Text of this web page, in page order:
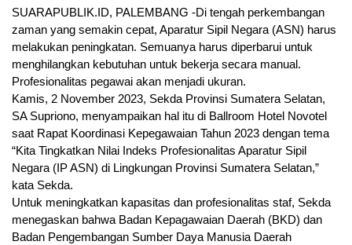
SUARAPUBLIK.ID, PALEMBANG -Di tengah perkembangan
zaman yang semakin cepat, Aparatur Sipil Negara (ASN) harus
melakukan peningkatan. Semuanya harus diperbarui untuk
menghilangkan kebutuhan untuk bekerja secara manual.
Profesionalitas pegawai akan menjadi ukuran.
Kamis, 2 November 2023, Sekda Provinsi Sumatera Selatan,
SA Supriono, menyampaikan hal itu di Ballroom Hotel Novotel
saat Rapat Koordinasi Kepegawaian Tahun 2023 dengan tema
“Kita Tingkatkan Nilai Indeks Profesionalitas Aparatur Sipil
Negara (IP ASN) di Lingkungan Provinsi Sumatera Selatan,”
kata Sekda.
Untuk meningkatkan kapasitas dan profesionalitas staf, Sekda
menegaskan bahwa Badan Kepagawaian Daerah (BKD) dan
Badan Pengembangan Sumber Daya Manusia Daerah